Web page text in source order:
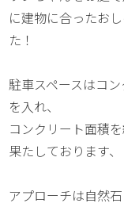
に建物に合ったお
た！
駐車スペースはコ
を入れ、
コンクリート面積
果たしております、
アプローチは自然